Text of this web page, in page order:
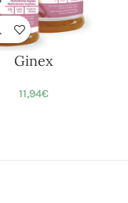
Ginex
11,94€